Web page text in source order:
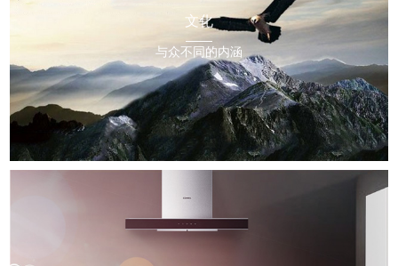
文化
与众不同的内涵